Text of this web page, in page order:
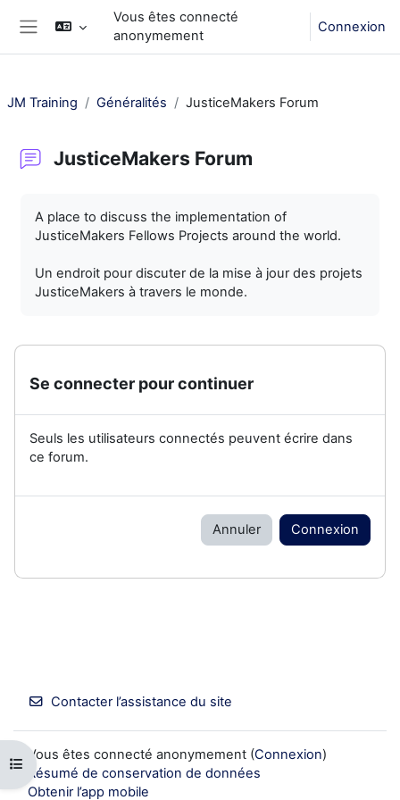
Passer au contenu principal
Panneau latéral
Vous êtes connecté
anonymement
Connexion
Ouvrir l’index du cours
JM Training Généralités JusticeMakers Forum
JusticeMakers Forum
A place to discuss the implementation of
JusticeMakers Fellows Projects around the world.
Un endroit pour discuter de la mise à jour des projets
JusticeMakers à travers le monde.
Se connecter pour continuer
Seuls les utilisateurs connectés peuvent écrire dans
ce forum.
Annuler Connexion
Contacter l’assistance du site
Vous êtes connecté anonymement (Connexion)
Résumé de conservation de données
Obtenir l’app mobile